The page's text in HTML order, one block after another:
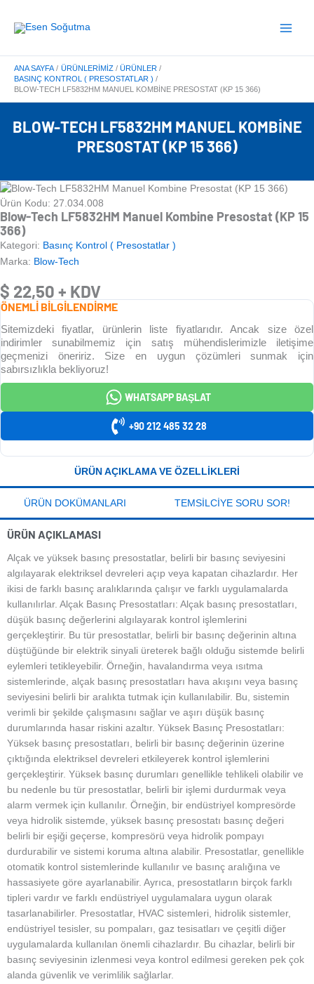
atla
Menu
ANA SAYFA ÜRÜNLERIMIZ
ÜRÜNLER
BASINÇ KONTROL ( PRESOSTATLAR )
BLOW-TECH LF5832HM MANUEL KOMBINE PRESOSTAT (KP 15 366)
BLOW-TECH LF5832HM MANUEL KOMBINE
PRESOSTAT (KP 15 366)
Ürün Kodu: 27.034.008
Blow-Tech LF5832HM Manuel Kombine Presostat (KP 15
366)
Kategori: Basınç Kontrol ( Presostatlar )
Marka: Blow-Tech
$ 22,50 + KDV
ÖNEMLİ BİLGİLENDİRME
Sitemizdeki fiyatlar, ürünlerin liste fiyatlarıdır. Ancak size özel
indirimler sunabilmemiz için satış mühendislerimizle iletişime
geçmenizi öneririz. Size en uygun çözümleri sunmak için
sabırsızlıkla bekliyoruz!
WHATSAPP BAŞLAT
+90 212 485 32 28
ÜRÜN AÇIKLAMA VE ÖZELLIKLERI
ÜRÜN DOKÜMANLARI TEMSILCIYE SORU SOR!
ÜRÜN AÇIKLAMASI
Alçak ve yüksek basınç presostatlar, belirli bir basınç seviyesini
algılayarak elektriksel devreleri açıp veya kapatan cihazlardır. Her
ikisi de farklı basınç aralıklarında çalışır ve farklı uygulamalarda
kullanılırlar. Alçak Basınç Presostatları: Alçak basınç presostatları,
düşük basınç değerlerini algılayarak kontrol işlemlerini
gerçekleştirir. Bu tür presostatlar, belirli bir basınç değerinin altına
düştüğünde bir elektrik sinyali üreterek bağlı olduğu sistemde belirli
eylemleri tetikleyebilir. Örneğin, havalandırma veya ısıtma
sistemlerinde, alçak basınç presostatları hava akışını veya basınç
seviyesini belirli bir aralıkta tutmak için kullanılabilir. Bu, sistemin
verimli bir şekilde çalışmasını sağlar ve aşırı düşük basınç
durumlarında hasar riskini azaltır. Yüksek Basınç Presostatları:
Yüksek basınç presostatları, belirli bir basınç değerinin üzerine
çıktığında elektriksel devreleri etkileyerek kontrol işlemlerini
gerçekleştirir. Yüksek basınç durumları genellikle tehlikeli olabilir ve
bu nedenle bu tür presostatlar, belirli bir işlemi durdurmak veya
alarm vermek için kullanılır. Örneğin, bir endüstriyel kompresörde
veya hidrolik sistemde, yüksek basınç presostatı basınç değeri
belirli bir eşiği geçerse, kompresörü veya hidrolik pompayı
durdurabilir ve sistemi koruma altına alabilir. Presostatlar, genellikle
otomatik kontrol sistemlerinde kullanılır ve basınç aralığına ve
hassasiyete göre ayarlanabilir. Ayrıca, presostatların birçok farklı
tipleri vardır ve farklı endüstriyel uygulamalara uygun olarak
tasarlanabilirler. Presostatlar, HVAC sistemleri, hidrolik sistemler,
endüstriyel tesisler, su pompaları, gaz tesisatları ve çeşitli diğer
uygulamalarda kullanılan önemli cihazlardır. Bu cihazlar, belirli bir
basınç seviyesinin izlenmesi veya kontrol edilmesi gereken pek çok
alanda güvenlik ve verimlilik sağlarlar.